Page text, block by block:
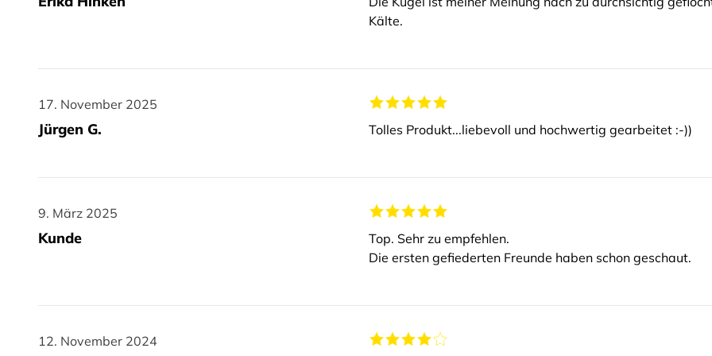
Kälte.
17. November 2025
17. November 2025
Jürgen G. Tolles Produkt...liebevoll und hochwertig gearbeitet :-))
9. März 2025
9. März 2025
Kunde
Top. Sehr zu empfehlen.
Die ersten gefiederten Freunde haben schon geschaut.
12. November 2024
12. November 2024